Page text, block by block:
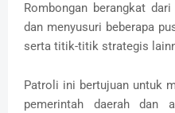
Rombongan berangkat
dan menyusuri beberapa
serta titik-titik strategis
Patroli ini bertujuan untuk
pemerintah daerah dan